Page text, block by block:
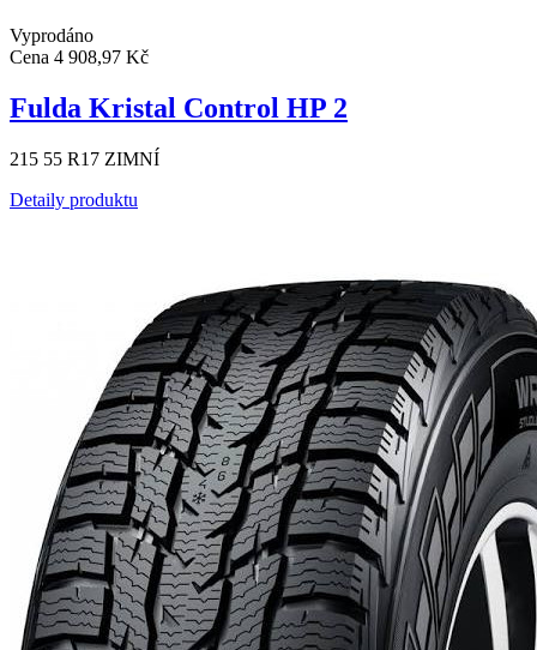
Vyprodáno
Cena 4 908,97 Kč
Fulda Kristal Control HP 2
215 55 R17 ZIMNÍ
Detaily produktu